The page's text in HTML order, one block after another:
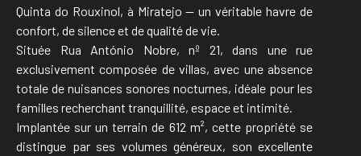
Quinta do Rouxinol, à Miratejo — un véritable havre de
confort, de silence et de qualité de vie.
Située Rua António Nobre, nº 21, dans une rue
exclusivement composée de villas, avec une absence
totale de nuisances sonores nocturnes, idéale pour les
familles recherchant tranquillité, espace et intimité.
Implantée sur un terrain de 612 m², cette propriété se
distingue par ses volumes généreux, son excellente